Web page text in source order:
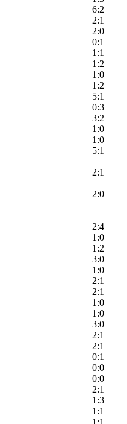
6:2
2:1
2:0
0:1
1:1
1:2
1:0
1:2
5:1
0:3
3:2
1:0
1:0
5:1
2:1
2:0
2:4
1:0
1:2
3:0
1:0
2:1
2:1
1:0
1:0
3:0
2:1
2:1
0:1
0:0
0:0
2:1
1:3
1:1